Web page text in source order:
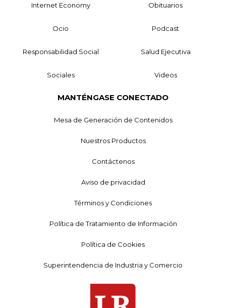
Internet Economy Obituarios
Ocio Podcast
Responsabilidad Social Salud Ejecutiva
Sociales Videos
MANTÉNGASE CONECTADO
Mesa de Generación de Contenidos
Nuestros Productos
Contáctenos
Aviso de privacidad
Términos y Condiciones
Política de Tratamiento de Información
Política de Cookies
Superintendencia de Industria y Comercio